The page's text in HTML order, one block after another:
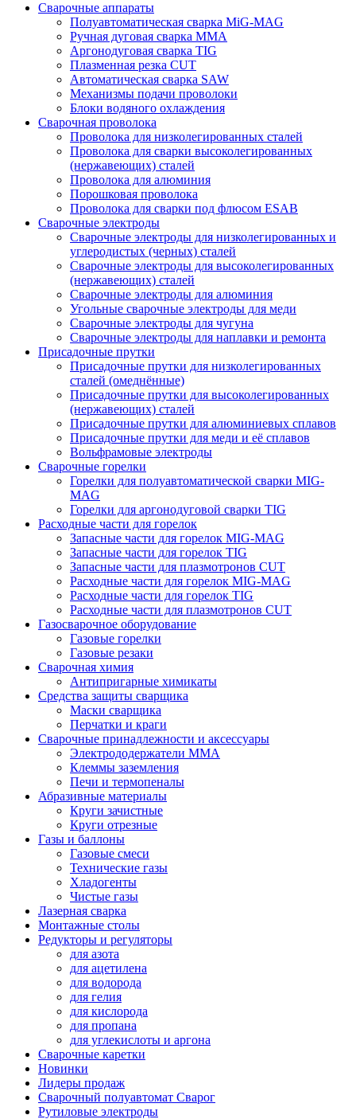
Сварочные аппараты
Полуавтоматическая сварка MiG-MAG
Ручная дуговая сварка MMA
Аргонодуговая сварка TIG
Плазменная резка CUT
Автоматическая сварка SAW
Механизмы подачи проволоки
Блоки водяного охлаждения
Сварочная проволока
Проволока для низколегированных сталей
Проволока для сварки высоколегированных
(нержавеющих) сталей
Проволока для алюминия
Порошковая проволока
Проволока для сварки под флюсом ESAB
Сварочные электроды
Сварочные электроды для низколегированных и
углеродистых (черных) сталей
Сварочные электроды для высоколегированных
(нержавеющих) сталей
Сварочные электроды для алюминия
Угольные сварочные электроды для меди
Сварочные электроды для чугуна
Сварочные электроды для наплавки и ремонта
Присадочные прутки
Присадочные прутки для низколегированных
сталей (омеднённые)
Присадочные прутки для высоколегированных
(нержавеющих) сталей
Присадочные прутки для алюминиевых сплавов
Присадочные прутки для меди и её сплавов
Вольфрамовые электроды
Сварочные горелки
Горелки для полуавтоматической сварки MIG-
MAG
Горелки для аргонодуговой сварки TIG
Расходные части для горелок
Запасные части для горелок MIG-MAG
Запасные части для горелок TIG
Запасные части для плазмотронов CUT
Расходные части для горелок MIG-MAG
Расходные части для горелок TIG
Расходные части для плазмотронов CUT
Газосварочное оборудование
Газовые горелки
Газовые резаки
Сварочная химия
Антипригарные химикаты
Средства защиты сварщика
Маски сварщика
Перчатки и краги
Сварочные принадлежности и аксессуары
Электрододержатели MMA
Клеммы заземления
Печи и термопеналы
Абразивные материалы
Круги зачистные
Круги отрезные
Газы и баллоны
Газовые смеси
Технические газы
Хладогенты
Чистые газы
Лазерная сварка
Монтажные столы
Редукторы и регуляторы
для азота
для ацетилена
для водорода
для гелия
для кислорода
для пропана
для углекислоты и аргона
Сварочные каретки
Новинки
Лидеры продаж
Сварочный полуавтомат Сварог
Рутиловые электроды